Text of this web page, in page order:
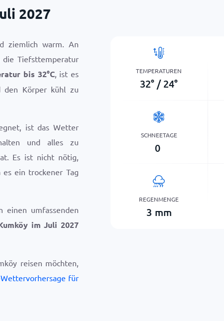
2027
ziemlich warm. An
Tiefsttemperatur
bis 32°C, ist es
den Körper kühl zu
ist das Wetter
und alles zu
Es ist nicht nötig,
ein trockener Tag
einen umfassenden
im Juli 2027
reisen möchten,
Wettervorhersage für
TEMPERATUREN
32° / 24°
SCHNEETAGE
0
REGENMENGE
3 mm